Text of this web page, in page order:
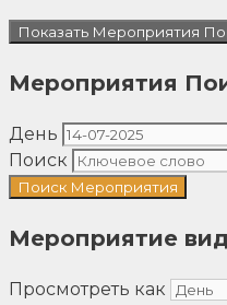
Показать Мероприятия
Мероприятия
День
Поиск
Мероприятие
Просмотреть как